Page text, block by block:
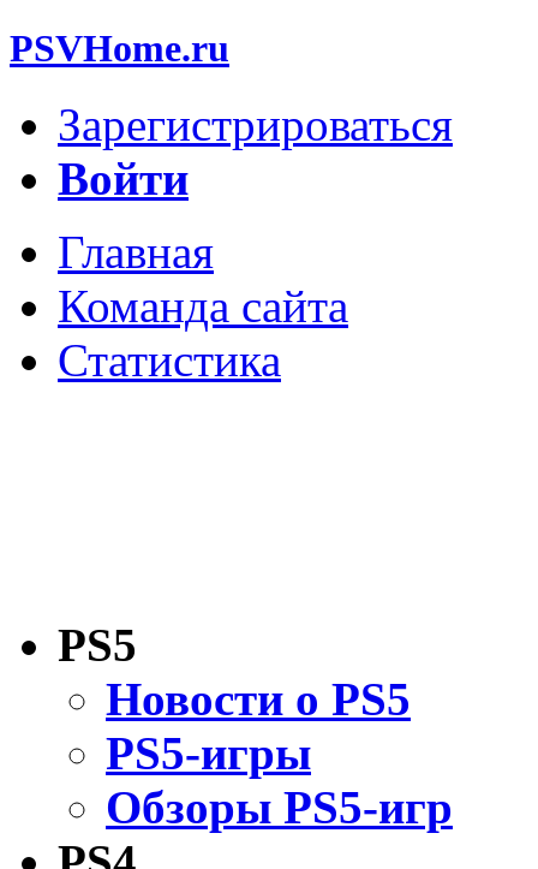
PSVHome.ru
Зарегистрироваться
Войти
Главная
Команда сайта
Статистика
PS5
Новости о PS5
PS5-игры
Обзоры PS5-игр